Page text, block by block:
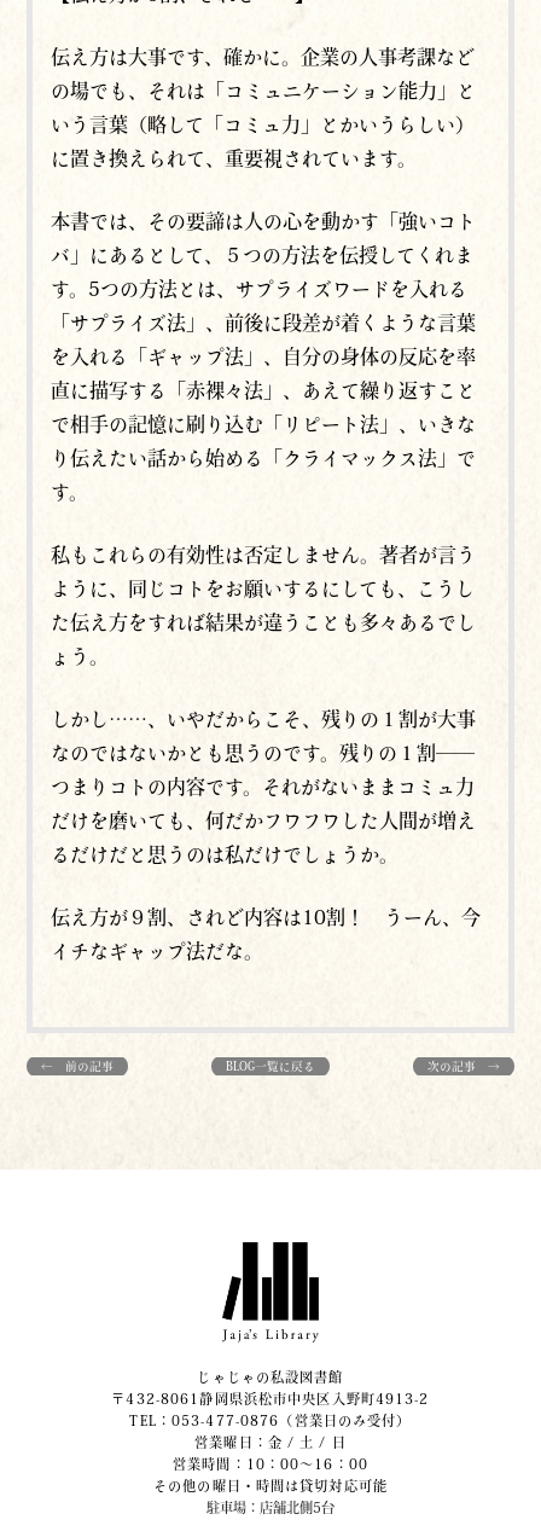
伝え方は大事です、確かに。企業の人事考課など
の場でも、それは「コミュニケーション能力」と
いう言葉（略して「コミュ力」とかいうらしい）
に置き換えられて、重要視されています。
本書では、その要諦は人の心を動かす「強いコト
バ」にあるとして、５つの方法を伝授してくれま
す。5つの方法とは、サプライズワードを入れる
「サプライズ法」、前後に段差が着くような言葉
を入れる「ギャップ法」、自分の身体の反応を率
直に描写する「赤裸々法」、あえて繰り返すこと
で相手の記憶に刷り込む「リピート法」、いきな
り伝えたい話から始める「クライマックス法」で
す。
私もこれらの有効性は否定しません。著者が言う
ように、同じコトをお願いするにしても、こうし
た伝え方をすれば結果が違うことも多々あるでし
ょう。
しかし……、いやだからこそ、残りの１割が大事
なのではないかとも思うのです。残りの１割──
つまりコトの内容です。それがないままコミュ力
だけを磨いても、何だかフワフワした人間が増え
るだけだと思うのは私だけでしょうか。
伝え方が９割、されど内容は10割！ うーん、今
イチなギャップ法だな。
← 前の記事 BLOG一覧に戻る 次の記事 →
じゃじゃの私設図書館
〒432-8061静岡県浜松市中央区入野町4913-2
​TEL：053-477-0876（営業日のみ受付）
営業曜日：金 / 土 / 日
営業時間：10：00～16：00
その他の曜日・時間は貸切対応可能
駐車場：店舗北側5台